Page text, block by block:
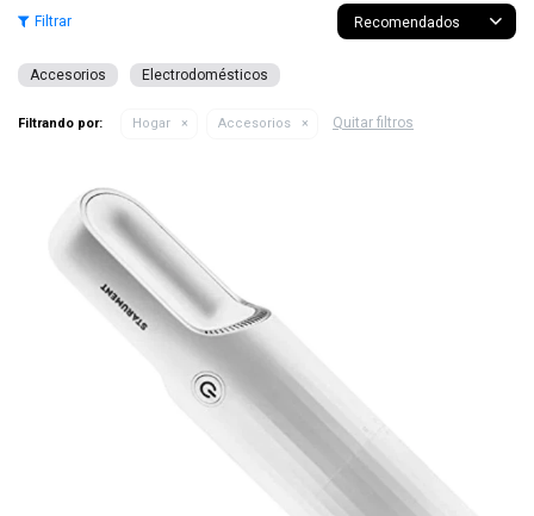
Recomendados
Accesorios Electrodomésticos
Filtrando por: Hogar Accesorios Quitar filtros